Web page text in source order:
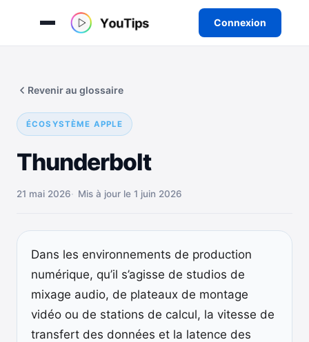
Connexion
contenu
ÉCOSYSTÈME APPLE
Thunderbolt
Revenir au glossaire
21 mai 2026 Mis à jour le 1 juin 2026
Dans les environnements de production
numérique, qu’il s’agisse de studios de
mixage audio, de plateaux de montage
vidéo ou de stations de calcul, la vitesse de
transfert des données et la latence des